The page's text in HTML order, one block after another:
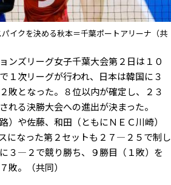
イクを決める秋本＝千葉ポートアリーナ（共
ンズリーグ女子千葉大会第２日は１０
１次リーグが行われ、日本は韓国に３
敗となった。８位以内が確定し、２３
れる決勝大会への進出が決まった。
）や佐藤、和田（ともにＮＥＣ川崎）
になった第２セットも２７―２５で制し
３―２で競り勝ち、９勝目（１敗）を
敗。（共同）